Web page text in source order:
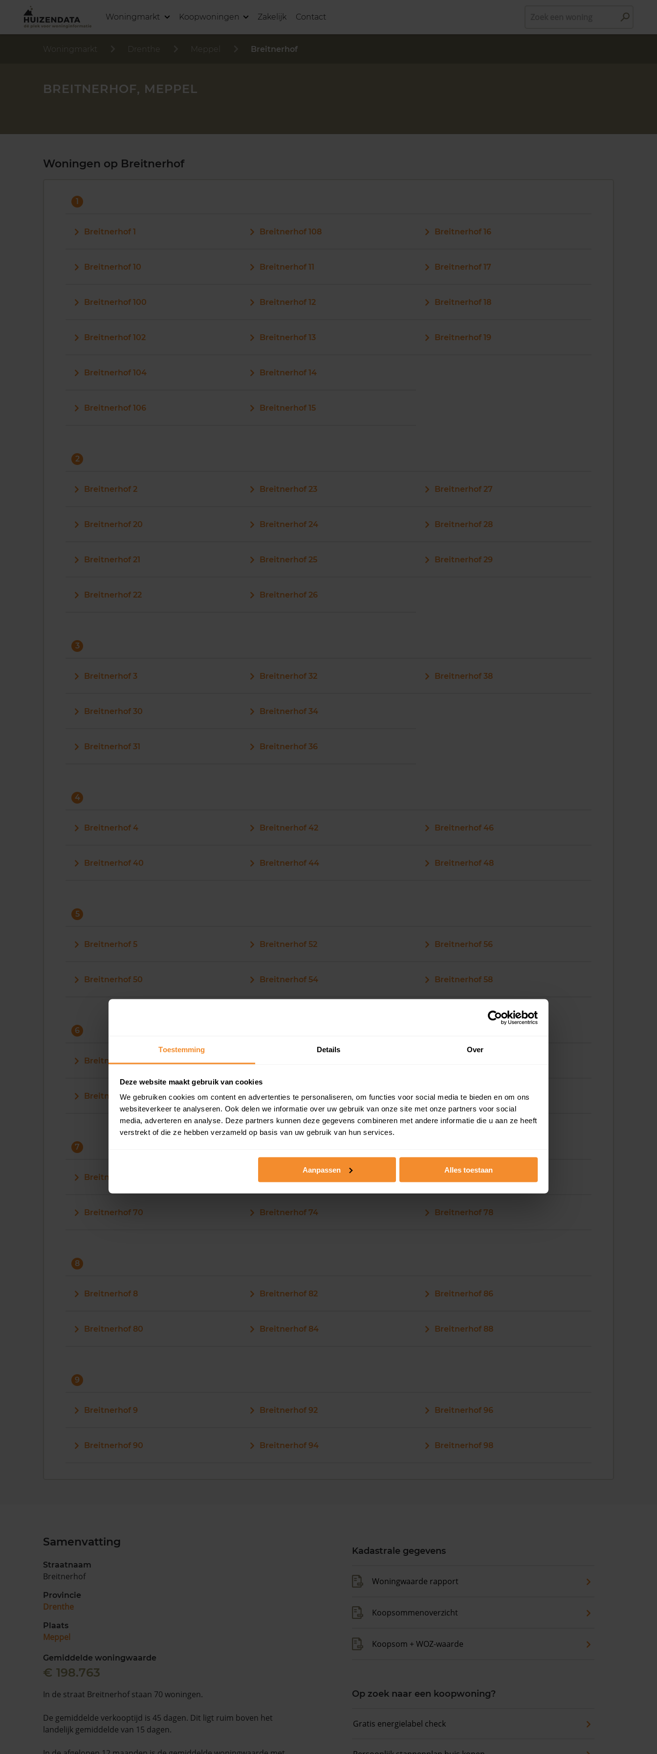
Toestemming Details Over
Deze website maakt gebruik van cookies
We gebruiken cookies om content en advertenties te personaliseren, om functies voor social media te bieden en om ons
websiteverkeer te analyseren. Ook delen we informatie over uw gebruik van onze site met onze partners voor social
media, adverteren en analyse. Deze partners kunnen deze gegevens combineren met andere informatie die u aan ze heeft
verstrekt of die ze hebben verzameld op basis van uw gebruik van hun services.
Aanpassen Alles toestaan
Woningmarkt Koopwoningen Zakelijk Contact
Woningmarkt Drenthe Meppel Breitnerhof
BREITNERHOF, MEPPEL
Woningen op Breitnerhof
1
Breitnerhof 1
Breitnerhof 10
Breitnerhof 100
Breitnerhof 102
Breitnerhof 104
Breitnerhof 106
Breitnerhof 108
Breitnerhof 11
Breitnerhof 12
Breitnerhof 13
Breitnerhof 14
Breitnerhof 15
Breitnerhof 16
Breitnerhof 17
Breitnerhof 18
Breitnerhof 19
2
Breitnerhof 2
Breitnerhof 20
Breitnerhof 21
Breitnerhof 22
Breitnerhof 23
Breitnerhof 24
Breitnerhof 25
Breitnerhof 26
Breitnerhof 27
Breitnerhof 28
Breitnerhof 29
3
Breitnerhof 3
Breitnerhof 30
Breitnerhof 31
Breitnerhof 32
Breitnerhof 34
Breitnerhof 36
Breitnerhof 38
4
Breitnerhof 4
Breitnerhof 40
Breitnerhof 42
Breitnerhof 44
Breitnerhof 46
Breitnerhof 48
5
Breitnerhof 5
Breitnerhof 50
Breitnerhof 52
Breitnerhof 54
Breitnerhof 56
Breitnerhof 58
6
Breitnerhof 6
Breitnerhof 60 Breitnerhof 64 Breitnerhof 68
7
Breitnerhof 7
Breitnerhof 70
Breitnerhof 72
Breitnerhof 74 Breitnerhof 78
8
Breitnerhof 8
Breitnerhof 80
Breitnerhof 82
Breitnerhof 84
Breitnerhof 86
Breitnerhof 88
9
Breitnerhof 9
Breitnerhof 90
Breitnerhof 92
Breitnerhof 94
Breitnerhof 96
Breitnerhof 98
Samenvatting
Straatnaam
Breitnerhof
Provincie
Drenthe
Plaats
Meppel
Gemiddelde woningwaarde
€ 198.763
In de straat Breitnerhof staan 70 woningen.
De gemiddelde verkooptijd is 45 dagen. Dit ligt ruim boven het
landelijk gemiddelde van 15 dagen.
Kadastrale gegevens
Woningwaarde rapport
Koopsommenoverzicht
Koopsom + WOZ-waarde
Op zoek naar een koopwoning?
Gratis energielabel check